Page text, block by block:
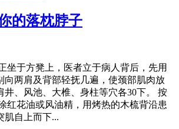
的落枕脖子
坐于方凳上，医者立于病人背后，先用
向两肩及背部轻抚几遍，使颈部肌肉放
井、风池、大椎、身柱等穴各30下。 按
红花油或风油精，用烤热的木梳背沿患
肌自上而下...